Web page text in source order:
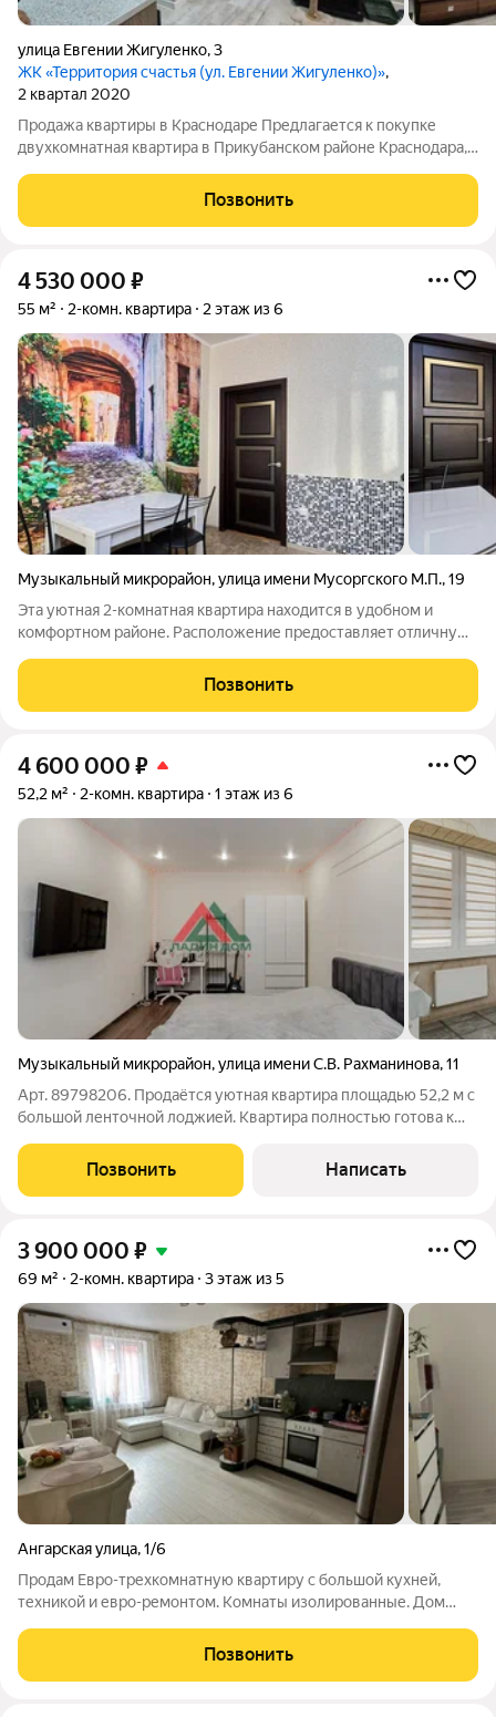
улица Евгении Жигуленко,3
ЖК «Территория счастья (ул. Евгении Жигуленко)»,
2 квартал 2020
Продажа квартиры в Краснодаре Предлагается к покупке
двухкомнатная квартира в Прикубанском районе Краснодара,
расположена на 12 этаже 16-этажного монолитно-кирпичного
дома. Высота потолков составляет
Позвонить
4 530 000 ₽
55 м² 2-комн. квартира 2 этаж из 6
Музыкальный микрорайон,улица имени Мусоргского М.П.,19
Эта уютная 2-комнатная квартира находится в удобном и
комфортном районе. Расположение предоставляет отличную
делает поездки по городу быстрыми и удобными. - В
непосредственной близости находятся
Позвонить
4 600 000 ₽
52,2 м² 2-комн. квартира 1 этаж из 6
Музыкальный микрорайон,улица имени С.В. Рахманинова,11
Арт. 89798206. Продаётся уютная квартира площадью 52,2 м с
большой ленточной лоджией. Квартира полностью готова к
установлена новая мебель, сантехника и сплит-системы.
Преимущества квартиры:
Позвонить Написать
3 900 000 ₽
69 м² 2-комн. квартира 3 этаж из 5
Ангарская улица,1/6
Продам Евро-трехкомнатную квартиру с большой кухней,
техникой и евро-ремонтом. Комнаты изолированные. Дом
возведении дома была применена кирпичная технология
строительства поэтому зимой в
Позвонить